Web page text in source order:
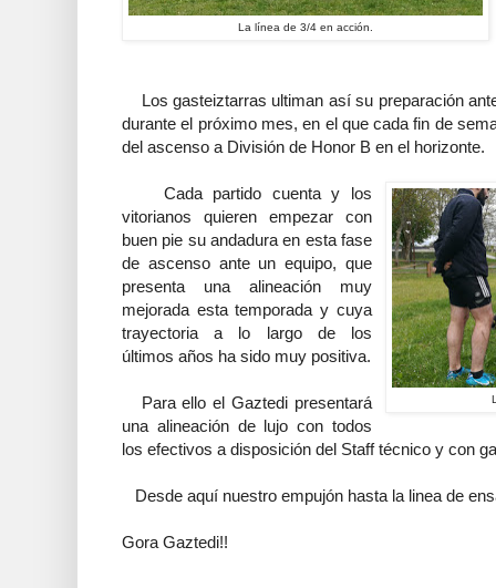
La línea de 3/4 en acción.
Los gasteiztarras ultiman así su preparación
durante el próximo mes, en el que cada fin de
del ascenso a División de Honor B en el horizonte.
Cada partido cuenta y los
vitorianos quieren empezar con
buen pie su andadura en esta fase
de ascenso ante un equipo, que
presenta una alineación muy
mejorada esta temporada y cuya
trayectoria a lo largo de los
últimos años ha sido muy positiva.
Para ello el Gaztedi presentará
una alineación de lujo con todos
los efectivos a disposición del Staff técnico y con
Desde aquí nuestro empujón hasta la linea de
Gora Gaztedi!!